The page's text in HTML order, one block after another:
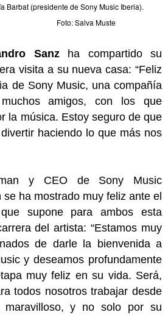
Barbat (presidente de Sony Music Iberia).
Muste
Sanz ha compartido su
visita a su nueva casa: “Feliz
de Sony Music, una compañía
amigos, con los que
la música. Estoy seguro de que
haciendo lo que más nos
y CEO de Sony Music
se ha mostrado muy feliz ante el
supone para ambos esta
del artista: “Estamos muy
de darle la bienvenida a
y deseamos profundamente
muy feliz en su vida. Será,
todos nosotros trabajar desde
y no solo por su